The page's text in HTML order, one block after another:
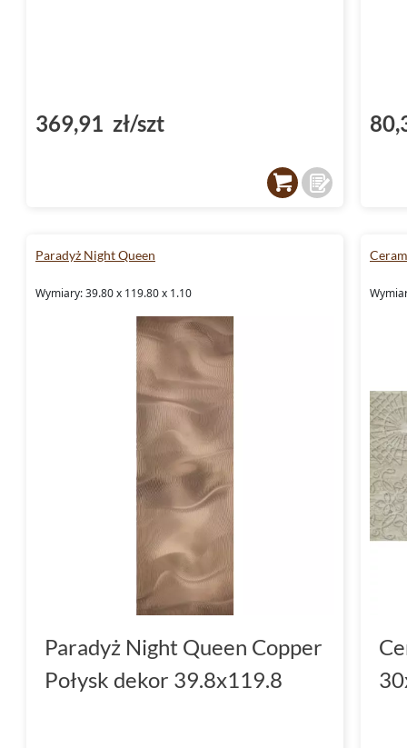
369,91 zł/szt
Paradyż Night Queen
Wymiary: 39.80 x 119.80 x 1.10
Paradyż Night Queen Copper
Połysk dekor 39.8x119.8